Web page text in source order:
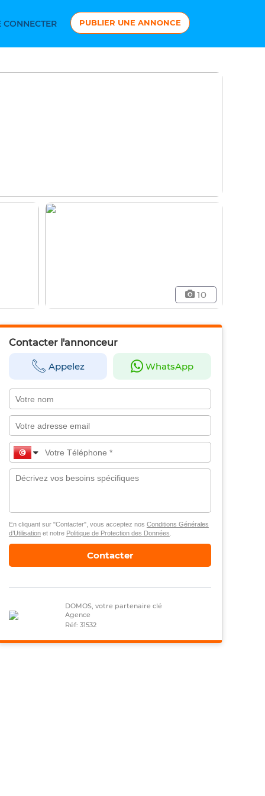
CONNECTER PUBLIER UNE ANNONCE
10
Contacter l'annonceur
Appelez WhatsApp
En cliquant sur "Contacter", vous acceptez nos Conditions Générales
d’Utilisationet notre Politique de Protection des Données
Contacter
DOMOS, votre partenaire clé
Agence
Réf: 31532